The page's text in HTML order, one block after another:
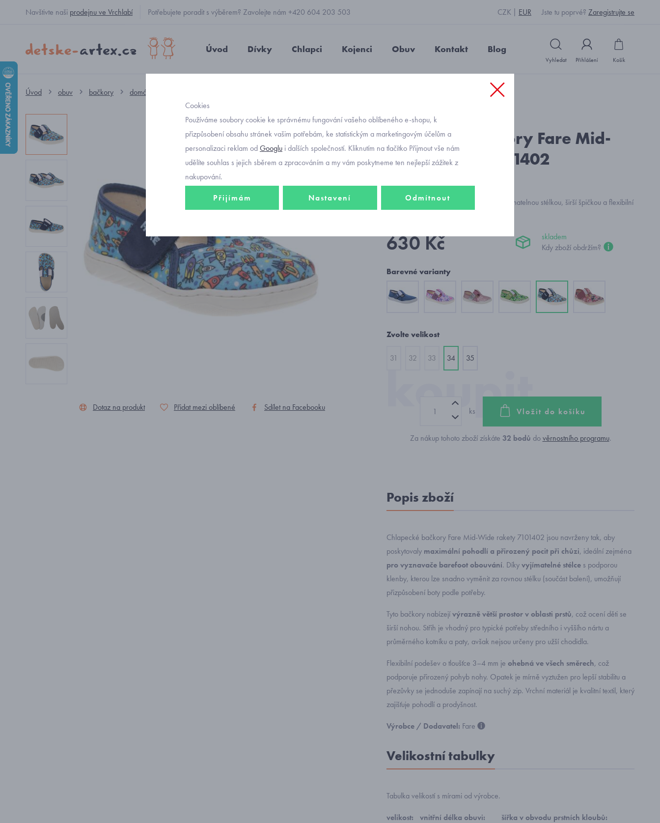
Navštivte naši prodejnu ve Vrchlabí Potřebujete poradit s výběrem? Zavolejte nám +420 604 203 503 CZK EUR Jste tu poprvé? Zaregistrujte se
Úvod Dívky Chlapci Kojenci Obuv Kontakt Blog
Vyhledat Přihlášení Košík
Úvod obuv bačkory domácí obuv
BAREFOOT
Dotaz na produkt Přidat mezi oblíbené Sdílet na Facebooku
Objednávací kód: Y1818_modrá
chlapecké bačkory Fare Mid-
Wide rakety 7101402
Chlapecké bačkory Fare Mid-Wide s vyjímatelnou stélkou, širší špičkou a flexibilní
630 Kč
skladem
Kdy zboží obdržím?
Barevné varianty
Zvolte velikost
31 32 33 34 35
ks Vložit do košíku
Za nákup tohoto zboží získáte 32 bodů dověrnostního programu.
Popis zboží
Chlapecké bačkory Fare Mid-Wide rakety 7101402 jsou navrženy tak, aby
poskytovaly maximální pohodlí a přirozený pocit při chůzi, ideální zejména
pro vyznavače barefoot obouvání. Díkyvyjímatelné stélce s podporou
klenby, kterou lze snadno vyměnit za rovnou stélku (součást balení), umožňují
přizpůsobení boty podle potřeby.
Tyto bačkory nabízejívýrazně větší prostor v oblasti prstů, což ocení děti se
širší nohou. Střih je vhodný pro typické potřeby středního i vyššího nártu a
průměrného kotníku a paty, avšak nejsou určeny pro užší chodidla.
Flexibilní podešev o tloušťce 3–4 mm je ohebná ve všech směrech, což
podporuje přirozený pohyb nohy. Opatek je mírně vyztužen pro lepší stabilitu a
přezůvky se jednoduše zapínají na suchý zip. Vrchní materiál je kvalitní textil, který
zajišťuje pohodlí a prodyšnost.
Výrobce / Dodavatel: Fare
Velikostní tabulky
Tabulka velikostí s mírami od výrobce.
velikost: vnitřní délka obuvi:
šířka v obvodu prstních kloubů:
Cookies
Používáme soubory cookie ke správnému fungování vašeho oblíbeného e-shopu, k
přizpůsobení obsahu stránek vašim potřebám, ke statistickým a marketingovým účelům a
personalizaci reklam odGooglu i dalších společností. Kliknutím na tlačítko Přijmout vše nám
udělíte souhlas s jejich sběrem a zpracováním a my vám poskytneme ten nejlepší zážitek z
nakupování.
Přijímám Nastavení Odmítnout